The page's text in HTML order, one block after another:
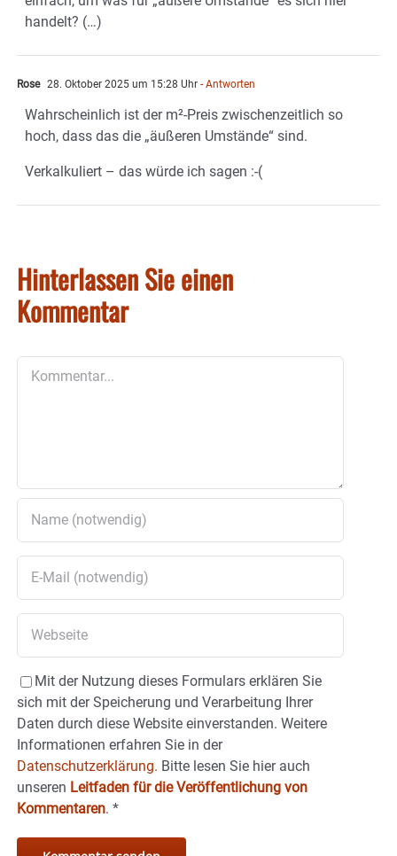
handelt? (…)
Rose 28. Oktober 2025 um 15:28 Uhr - Antworten
Wahrscheinlich ist der m²-Preis zwischenzeitlich so
hoch, dass das die „äußeren Umstände“ sind.
Verkalkuliert – das würde ich sagen :-(
Hinterlassen Sie einen
Kommentar
Mit der Nutzung dieses Formulars erklären Sie
sich mit der Speicherung und Verarbeitung Ihrer
Daten durch diese Website einverstanden. Weitere
Informationen erfahren Sie in der
Datenschutzerklärung. Bitte lesen Sie hier auch
unseren Leitfaden für die Veröffentlichung von
Kommentaren. *